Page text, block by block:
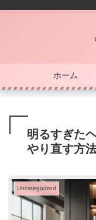
ホーム
明るすぎた
やり直す方
Uncategorized